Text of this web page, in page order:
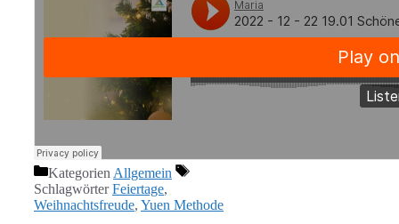
KategorienAllgemein
SchlagwörterFeiertage,
Weihnachtsfreude, Yuen Methode